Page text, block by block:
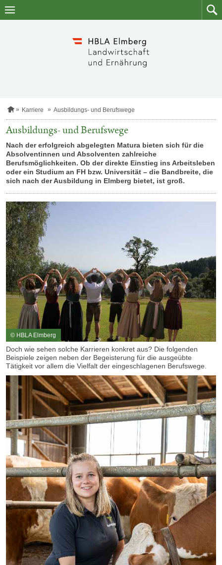
Zum
Zum
S
r
s
e
i
t
e
Karriere Ausbildungs- und Berufswege
Ausbildungs- und Berufswege
Nach der erfolgreich abgelegten Matura bieten sich für die
Absolventinnen und Absolventen zahlreiche
Berufsmöglichkeiten. Ob der direkte Einstieg ins Arbeitsleben
oder ein Studium an FH bzw. Universität – die Bandbreite, die
sich nach der Ausbildung in Elmberg bietet, ist groß.
© HBLA Elmberg
Doch wie sehen solche Karrieren konkret aus? Die folgenden
Beispiele zeigen neben der Begeisterung für die ausgeübte
Tätigkeit vor allem die Vielfalt der eingeschlagenen Berufswege.